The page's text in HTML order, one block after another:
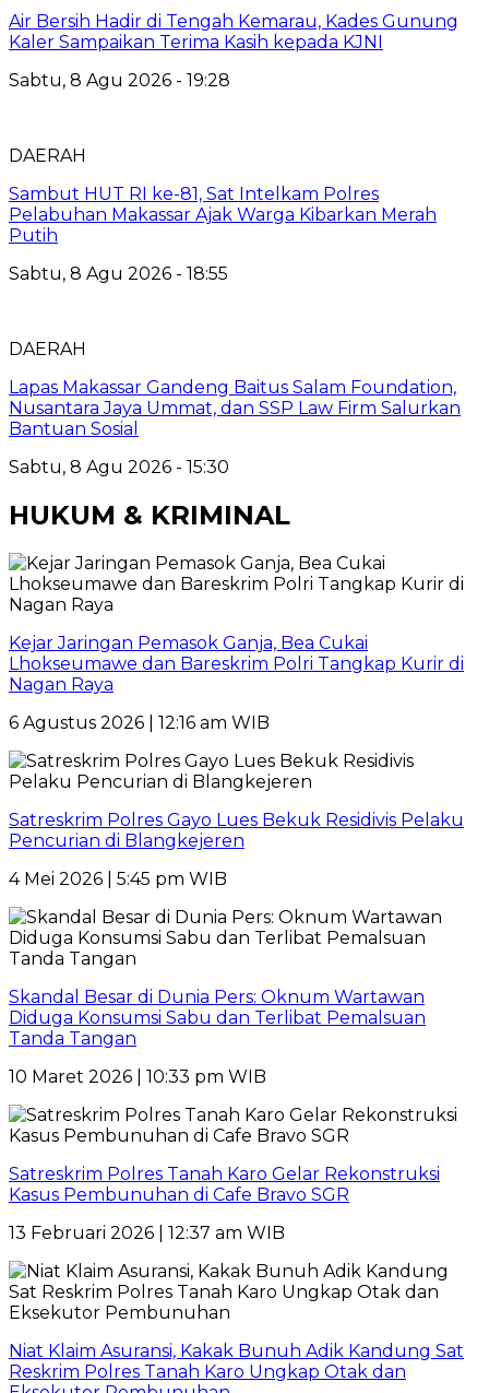
Air Bersih Hadir di Tengah Kemarau, Kades Gunung
Kaler Sampaikan Terima Kasih kepada KJNI
Sabtu, 8 Agu 2026 - 19:28
DAERAH
Sambut HUT RI ke-81, Sat Intelkam Polres
Pelabuhan Makassar Ajak Warga Kibarkan Merah
Putih
Sabtu, 8 Agu 2026 - 18:55
DAERAH
Lapas Makassar Gandeng Baitus Salam Foundation,
Nusantara Jaya Ummat, dan SSP Law Firm Salurkan
Bantuan Sosial
Sabtu, 8 Agu 2026 - 15:30
HUKUM & KRIMINAL
Kejar Jaringan Pemasok Ganja, Bea Cukai
Lhokseumawe dan Bareskrim Polri Tangkap Kurir di
Nagan Raya
6 Agustus 2026 | 12:16 am WIB
Satreskrim Polres Gayo Lues Bekuk Residivis Pelaku
Pencurian di Blangkejeren
4 Mei 2026 | 5:45 pm WIB
Skandal Besar di Dunia Pers: Oknum Wartawan
Diduga Konsumsi Sabu dan Terlibat Pemalsuan
Tanda Tangan
10 Maret 2026 | 10:33 pm WIB
Satreskrim Polres Tanah Karo Gelar Rekonstruksi
Kasus Pembunuhan di Cafe Bravo SGR
13 Februari 2026 | 12:37 am WIB
Niat Klaim Asuransi, Kakak Bunuh Adik Kandung Sat
Reskrim Polres Tanah Karo Ungkap Otak dan